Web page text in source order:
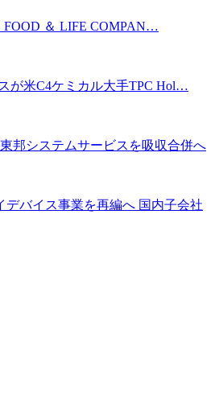
FOOD ＆ LIFE COMPAN…
が米C4ケミカル大手TPC Hol…
邦システムサービスを吸収合併へ
デバイス事業を再編へ 国内子会社